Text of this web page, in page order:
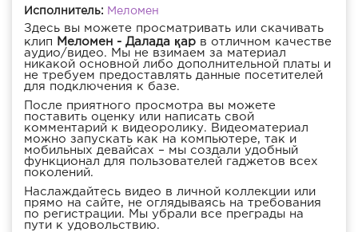
Исполнитель: Меломен
Здесь вы можете просматривать или скачивать
клип
Меломен - Далада қар в отличном качестве
аудио/видео. Мы не взимаем за материал
никакой основной либо дополнительной платы и
не требуем предоставлять данные посетителей
для подключения к базе.
После приятного просмотра вы можете
поставить оценку или написать свой
комментарий к видеоролику. Видеоматериал
можно запускать как на компьютере, так и
мобильных девайсах – мы создали удобный
функционал для пользователей гаджетов всех
поколений.
Наслаждайтесь видео в личной коллекции или
прямо на сайте, не оглядываясь на требования
по регистрации. Мы убрали все преграды на
пути к удовольствию.